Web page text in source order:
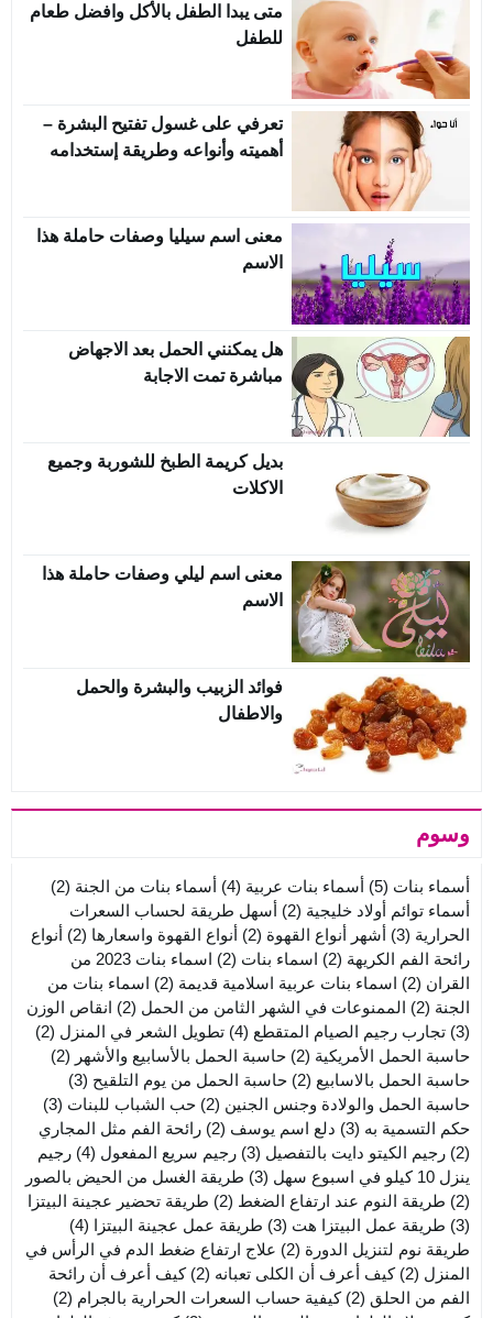
متى يبدا الطفل بالأكل وافضل طعام
للطفل
تعرفي على غسول تفتيح البشرة –
أهميته وأنواعه وطريقة إستخدامه
معنى اسم سيليا وصفات حاملة هذا
الاسم
هل يمكنني الحمل بعد الاجهاض
مباشرة تمت الاجابة
بديل كريمة الطبخ للشوربة وجميع
الاكلات
معنى اسم ليلي وصفات حاملة هذا
الاسم
فوائد الزبيب والبشرة والحمل
والاطفال
وسوم
أسماء بنات (5) أسماء بنات عربية (4) أسماء بنات من الجنة (2)
أسماء توائم أولاد خليجية (2)
أسهل طريقة لحساب السعرات
الحرارية (3) أشهر أنواع القهوة (2) أنواع القهوة واسعارها (2)
أنواع
رائحة الفم الكريهة (2) اسماء بنات (2)
اسماء بنات 2023 من
القران (2) اسماء بنات عربية اسلامية قديمة (2)
اسماء بنات من
الجنة (2) الممنوعات في الشهر الثامن من الحمل (2)
انقاص الوزن
(3)
تجارب رجيم الصيام المتقطع (4) تطويل الشعر في المنزل (2)
حاسبة الحمل الأمريكية (2) حاسبة الحمل بالأسابيع والأشهر (2)
حاسبة الحمل بالاسابيع (2) حاسبة الحمل من يوم التلقيح (3)
حاسبة الحمل والولادة وجنس الجنين (2) حب الشباب للبنات (3)
حكم التسمية به (3) دلع اسم يوسف (2)
رائحة الفم مثل المجاري
(2)
رجيم الكيتو دايت بالتفصيل (3) رجيم سريع المفعول (4)
رجيم
ينزل 10 كيلو في اسبوع سهل
(3)
طريقة الغسل من الحيض بالصور
(2)
طريقة النوم عند ارتفاع الضغط (2)
طريقة تحضير عجينة البيتزا
(3)
طريقة عمل البيتزا هت (3) طريقة عمل عجينة البيتزا (4)
طريقة نوم لتنزيل الدورة (2)
علاج ارتفاع ضغط الدم في الرأس في
المنزل (2) كيف أعرف أن الكلى تعبانه (2)
كيف أعرف أن رائحة
الفم من الحلق (2) كيفية حساب السعرات الحرارية بالجرام (2)